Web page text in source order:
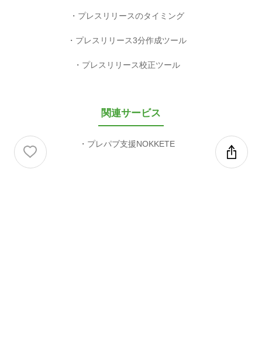
プレスリリースのタイミング
プレスリリース3分作成ツール
プレスリリース校正ツール
関連サービス
プレパブ支援NOKKETE